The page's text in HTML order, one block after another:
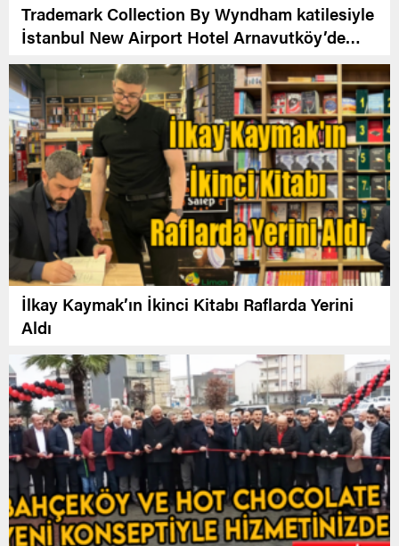
Trademark Collection By Wyndham katilesiyle
İstanbul New Airport Hotel Arnavutköy’de
Açıldı
İlkay Kaymak’ın İkinci Kitabı Raflarda Yerini
Aldı